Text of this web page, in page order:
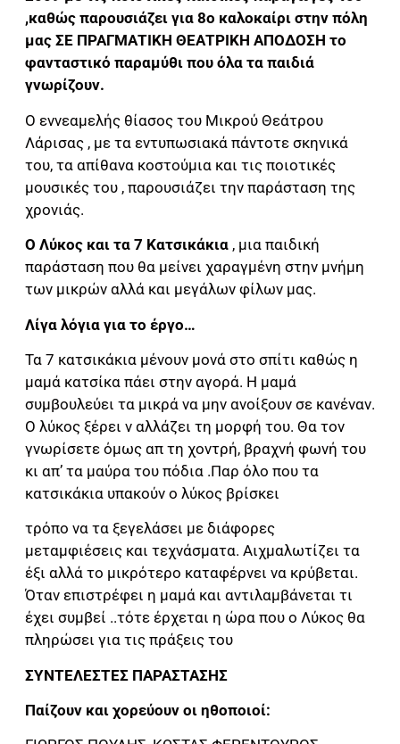
,καθώς παρουσιάζει για 8ο καλοκαίρι στην πόλη
μας ΣΕ ΠΡΑΓΜΑΤΙΚΗ ΘΕΑΤΡΙΚΗ ΑΠΟΔΟΣΗ το
φανταστικό παραμύθι που όλα τα παιδιά
γνωρίζουν.
Ο εννεαμελής θίασος του Μικρού Θεάτρου
Λάρισας , με τα εντυπωσιακά πάντοτε σκηνικά
του, τα απίθανα κοστούμια και τις ποιοτικές
μουσικές του , παρουσιάζει την παράσταση της
χρονιάς.
Ο Λύκος και τα 7 Κατσικάκια , μια παιδική
παράσταση που θα μείνει χαραγμένη στην μνήμη
των μικρών αλλά και μεγάλων φίλων μας.
Λίγα λόγια για το έργο…
Τα 7 κατσικάκια μένουν μονά στο σπίτι καθώς η
μαμά κατσίκα πάει στην αγορά. Η μαμά
συμβουλεύει τα μικρά να μην ανοίξουν σε κανέναν.
Ο λύκος ξέρει ν αλλάζει τη μορφή του. Θα τον
γνωρίσετε όμως απ τη χοντρή, βραχνή φωνή του
κι απ’ τα μαύρα του πόδια .Παρ όλο που τα
κατσικάκια υπακούν ο λύκος βρίσκει
τρόπο να τα ξεγελάσει με διάφορες
μεταμφιέσεις και τεχνάσματα. Αιχμαλωτίζει τα
έξι αλλά το μικρότερο καταφέρνει να κρύβεται.
Όταν επιστρέφει η μαμά και αντιλαμβάνεται τι
έχει συμβεί ..τότε έρχεται η ώρα που ο Λύκος θα
πληρώσει για τις πράξεις του
ΣΥΝΤΕΛΕΣΤΕΣ ΠΑΡΑΣΤΑΣΗΣ
Παίζουν και χορεύουν οι ηθοποιοί: